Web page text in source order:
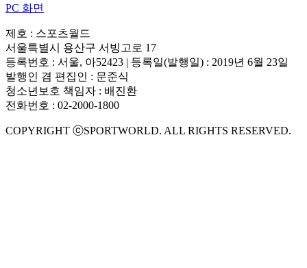
PC 화면
제호 : 스포츠월드
서울특별시 용산구 서빙고로 17
등록번호 : 서울, 아52423 | 등록일(발행일) : 2019년 6월 23일
발행인 겸 편집인 : 문준식
청소년보호 책임자 : 배진환
전화번호 : 02-2000-1800
COPYRIGHT ⓒSPORTWORLD. ALL RIGHTS RESERVED.